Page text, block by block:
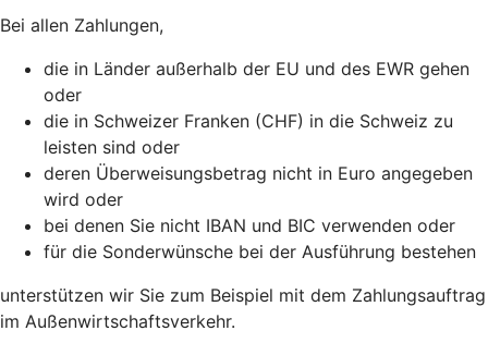
Bei allen Zahlungen,
die in Länder außerhalb der EU und des EWR gehen
oder
die in Schweizer Franken (CHF) in die Schweiz zu
leisten sind oder
deren Überweisungsbetrag nicht in Euro angegeben
wird oder
bei denen Sie nicht IBAN und BIC verwenden oder
für die Sonderwünsche bei der Ausführung bestehen
unterstützen wir Sie zum Beispiel mit dem Zahlungsauftrag
im Außenwirtschaftsverkehr.